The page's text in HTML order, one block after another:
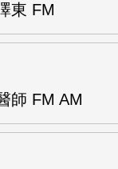
東 FM
師 FM AM